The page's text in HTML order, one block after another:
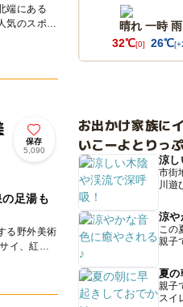
端にある
気のスポッ
保存
5,090
足湯も
る野外美術
晴れ 一時 雨
32℃[0] 26℃
お出かけ家族に
いこーよとりっ
涼し
市街
川遊
涼や
この
親子
夏の
親子
スイ